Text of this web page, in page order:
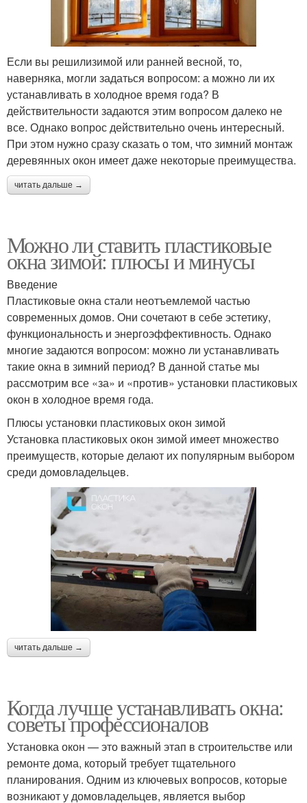
Если вы решилизимой или ранней весной, то,
наверняка, могли задаться вопросом: а можно ли их
устанавливать в холодное время года? В
действительности задаются этим вопросом далеко не
все. Однако вопрос действительно очень интересный.
При этом нужно сразу сказать о том, что зимний монтаж
деревянных окон имеет даже некоторые преимущества.
читать дальше →
Можно ли ставить пластиковые
окна зимой: плюсы и минусы
Введение
Пластиковые окна стали неотъемлемой частью
современных домов. Они сочетают в себе эстетику,
функциональность и энергоэффективность. Однако
многие задаются вопросом: можно ли устанавливать
такие окна в зимний период? В данной статье мы
рассмотрим все «за» и «против» установки пластиковых
окон в холодное время года.
Плюсы установки пластиковых окон зимой
Установка пластиковых окон зимой имеет множество
преимуществ, которые делают их популярным выбором
среди домовладельцев.
читать дальше →
Когда лучше устанавливать окна:
советы профессионалов
Установка окон — это важный этап в строительстве или
ремонте дома, который требует тщательного
планирования. Одним из ключевых вопросов, которые
возникают у домовладельцев, является выбор